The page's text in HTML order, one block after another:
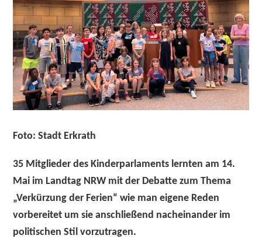
Foto: Stadt Erkrath
35 Mitglieder des Kinderparlaments lernten am 14.
Mai im Landtag NRW mit der Debatte zum Thema
„Verkürzung der Ferien“ wie man eigene Reden
vorbereitet um sie anschließend nacheinander im
politischen Stil vorzutragen.